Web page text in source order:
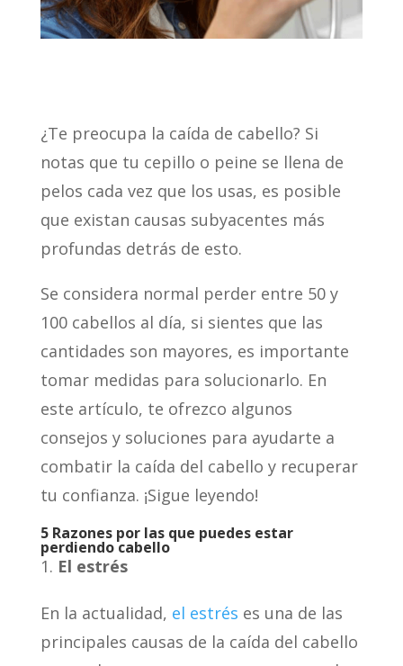
¿Te preocupa la caída de cabello? Si
notas que tu cepillo o peine se llena de
pelos cada vez que los usas, es posible
que existan causas subyacentes más
profundas detrás de esto.
Se considera normal perder entre 50 y
100 cabellos al día, si sientes que las
cantidades son mayores, es importante
tomar medidas para solucionarlo. En
este artículo, te ofrezco algunos
consejos y soluciones para ayudarte a
combatir la caída del cabello y recuperar
tu confianza. ¡Sigue leyendo!
5 Razones por las que puedes estar
perdiendo cabello
El estrés
En la actualidad, el estrés es una de las
principales causas de la caída del cabello